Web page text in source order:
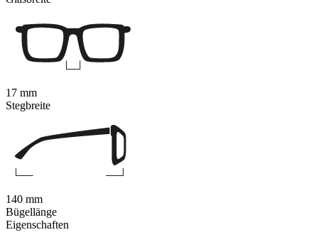
Eigenschaften
17 mm
Stegbreite
140 mm
Bügellänge